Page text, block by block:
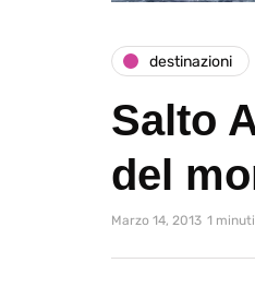
destinazioni
Salto
del
Marzo 14, 2013 1